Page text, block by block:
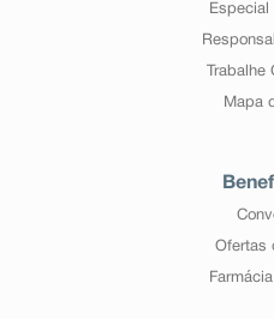
Especial
Trabalhe
Mapa
Ofertas